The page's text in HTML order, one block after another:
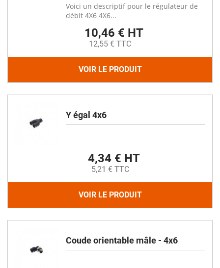
Voici un descriptif pour le régulateur de
débit 4X6 4X6...
10,46 € HT
12,55 € TTC
VOIR LE PRODUIT
Y égal 4x6
4,34 € HT
5,21 € TTC
VOIR LE PRODUIT
Coude orientable mâle - 4x6